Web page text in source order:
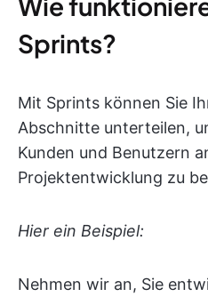
Sprints?
Mit Sprints können Sie
Abschnitte unterteilen,
Kunden und Benutzern
Projektentwicklung zu
Hier ein Beispiel:
Nehmen wir an, Sie